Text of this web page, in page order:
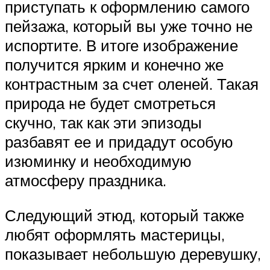
приступать к оформлению самого
пейзажа, который вы уже точно не
испортите. В итоге изображение
получится ярким и конечно же
контрастным за счет оленей. Такая
природа не будет смотреться
скучно, так как эти эпизоды
разбавят ее и придадут особую
изюминку и необходимую
атмосферу праздника.
Следующий этюд, который также
любят оформлять мастерицы,
показывает небольшую деревушку,